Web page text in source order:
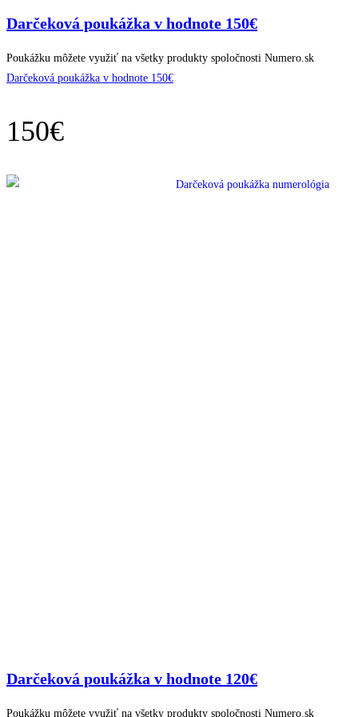
Darčeková poukážka v hodnote 150€
Poukážku môžete využiť na všetky produkty spoločnosti Numero.sk
Darčeková poukážka v hodnote 150€
150€
Darčeková poukážka v hodnote 120€
Poukážku môžete využiť na všetky produkty spoločnosti Numero.sk